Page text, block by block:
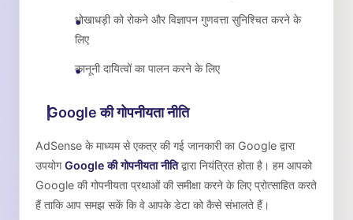
धोखाधड़ी को रोकने और विज्ञापन गुणवत्ता सुनिश्चित करने के
लिए
कानूनी दायित्वों का पालन करने के लिए
Google की गोपनीयता नीति
AdSense के माध्यम से एकत्र की गई जानकारी का Google द्वारा
उपयोगGoogle की गोपनीयता नीतिद्वारा नियंत्रित होता है। हम आपको
Google की गोपनीयता प्रथाओं की समीक्षा करने के लिए प्रोत्साहित करते
हैं ताकि आप समझ सकें कि वे आपके डेटा को कैसे संभालते हैं।